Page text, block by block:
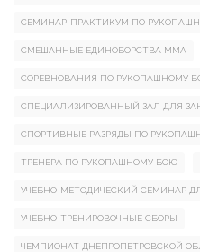
СЕМИНАР-ПРАКТИКУМ ПО
СМЕШАННЫЕ ЕДИНОБОРСТВА ММА
СОРЕВНОВАНИЯ ПО РУКОПАШНОМУ
СПЕЦИАЛИЗИРОВАННЫЙ ЗАЛ ДЛЯ
СПОРТИВНЫЕ РАЗРЯДЫ ПО
ТРЕНЕРА ПО РУКОПАШНОМУ БОЮ
УЧЕБНО-МЕТОДИЧЕСКИЙ СЕМИНАР
УЧЕБНО-ТРЕНИРОВОЧНЫЕ СБОРЫ
ЧЕМПИОНАТ ДНЕПРОПЕТРОВСКОЙ